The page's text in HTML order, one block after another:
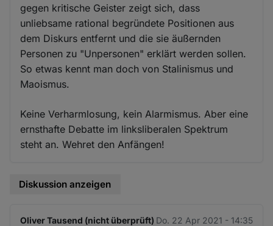
gegen kritische Geister zeigt sich, dass
unliebsame rational begründete Positionen aus
dem Diskurs entfernt und die sie äußernden
Personen zu "Unpersonen" erklärt werden sollen.
So etwas kennt man doch von Stalinismus und
Maoismus.
Keine Verharmlosung, kein Alarmismus. Aber eine
ernsthafte Debatte im linksliberalen Spektrum
steht an. Wehret den Anfängen!
Diskussion anzeigen
Oliver Tausend (nicht überprüft) Do. 22 Apr 2021 - 14:35